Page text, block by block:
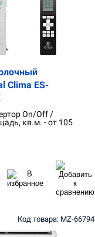
Clima ES-
On/Off /
кв.м. - от 105
Код товара: MZ-66794